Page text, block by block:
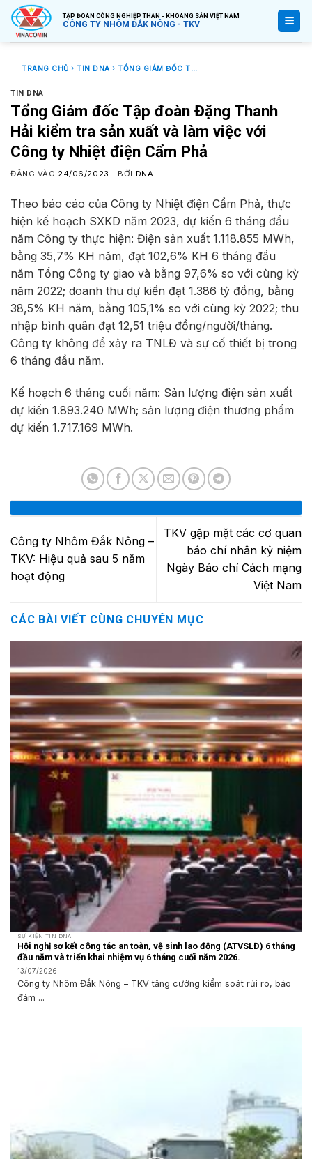
Bỏ
qua
nội
TẬP ĐOÀN CÔNG NGHIỆP THAN - KHOÁNG SẢN VIỆT NAM
CÔNG TY NHÔM ĐẮK NÔNG - TKV
TRANG CHỦ TIN DNA TỔNG GIÁM ĐỐC TẬP ĐOÀN ĐẶNG THANH HẢI KIỂM TRA SẢN XUẤT VÀ LÀM VIỆC VỚI CÔNG TY NHIỆT ĐIỆN CẨM PHẢ
TIN DNA
Tổng Giám đốc Tập đoàn Đặng Thanh
Hải kiểm tra sản xuất và làm việc với
Công ty Nhiệt điện Cẩm Phả
ĐĂNG VÀO 24/06/2023 - BỞI DNA
Theo báo cáo của Công ty Nhiệt điện Cẩm Phả, thực
hiện kế hoạch SXKD năm 2023, dự kiến 6 tháng đầu
năm Công ty thực hiện: Điện sản xuất 1.118.855 MWh,
bằng 35,7% KH năm, đạt 102,6% KH 6 tháng đầu
năm Tổng Công ty giao và bằng 97,6% so với cùng kỳ
năm 2022; doanh thu dự kiến đạt 1.386 tỷ đồng, bằng
38,5% KH năm, bằng 105,1% so với cùng kỳ 2022; thu
nhập bình quân đạt 12,51 triệu đồng/người/tháng.
Công ty không để xảy ra TNLĐ và sự cố thiết bị trong
6 tháng đầu năm.
Kế hoạch 6 tháng cuối năm: Sản lượng điện sản xuất
dự kiến 1.893.240 MWh; sản lượng điện thương phẩm
dự kiến 1.717.169 MWh.
Công ty Nhôm Đắk Nông –
TKV: Hiệu quả sau 5 năm
hoạt động
TKV gặp mặt các cơ quan
báo chí nhân kỷ niệm
Ngày Báo chí Cách mạng
Việt Nam
CÁC BÀI VIẾT CÙNG CHUYÊN MỤC
SỰ KIỆN TIN DNA
Hội nghị sơ kết công tác an toàn, vệ sinh lao động (ATVSLĐ) 6 tháng
đầu năm và triển khai nhiệm vụ 6 tháng cuối năm 2026.
13/07/2026
Công ty Nhôm Đắk Nông – TKV tăng cường kiểm soát rủi ro, bảo
đảm ...